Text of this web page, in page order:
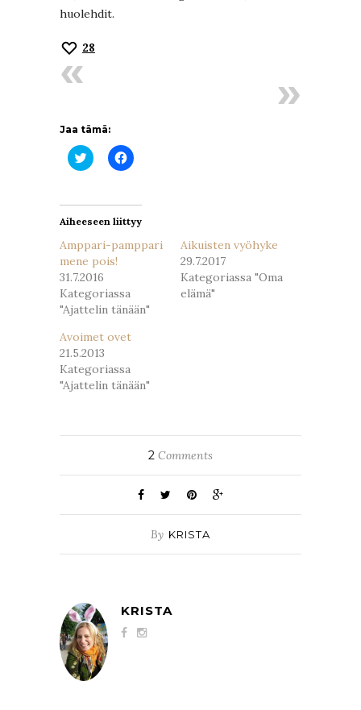
huolehdit.
28
Jaa tämä:
Jaa
Twitterissä(Avautuu
Jaa
Facebookissa(Avautuu
Aiheeseen liittyy
Amppari-pamppari
mene pois!
31.7.2016
Kategoriassa
"Ajattelin tänään"
Aikuisten vyöhyke
29.7.2017
Kategoriassa "Oma
elämä"
Avoimet ovet
21.5.2013
Kategoriassa
"Ajattelin tänään"
2 Comments
By KRISTA
KRISTA